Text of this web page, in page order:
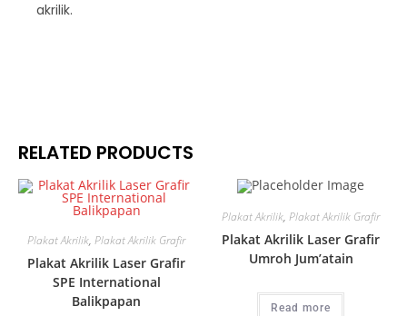
akrilik.
RELATED PRODUCTS
Plakat Akrilik, Plakat Akrilik Grafir
Plakat Akrilik Laser Grafir
SPE International
Balikpapan
Plakat Akrilik, Plakat Akrilik Grafir
Plakat Akrilik Laser Grafir
Umroh Jum’atain
Read more